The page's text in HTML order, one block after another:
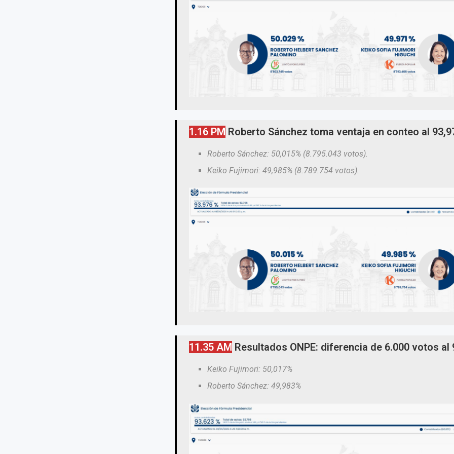
1.16 PM Roberto Sánchez toma ventaja en conteo al
Roberto Sánchez: 50,015% (8.795.043 votos).
Keiko Fujimori: 49,985% (8.789.754 votos).
11.35 AM Resultados ONPE: diferencia de 6.000 votos al
Keiko Fujimori: 50,017%
Roberto Sánchez: 49,983%